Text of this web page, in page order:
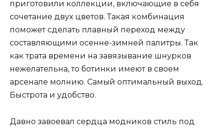
приготовили коллекции, включающие в себя
сочетание двух цветов. Такая комбинация
поможет сделать плавный переход между
составляющими осенне-зимней палитры. Так
как трата времени на завязывание шнурков
нежелательна, то ботинки имеют в своем
арсенале молнию. Самый оптимальный выход.
Быстрота и удобство.
Давно завоевал сердца модников стиль под